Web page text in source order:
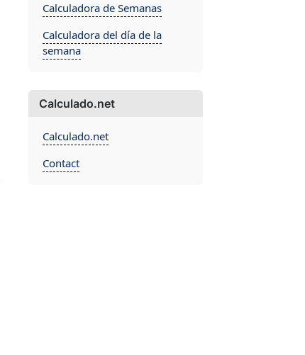
Calculadora de Semanas
Calculadora del día de la
semana
Calculado.net
Calculado.net
Contact